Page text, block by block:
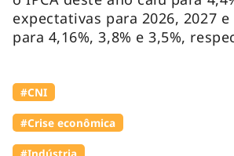
expectativas para 2026, 2027
para 4,16%, 3,8% e 3,5%,
#CNI
#Crise econômica